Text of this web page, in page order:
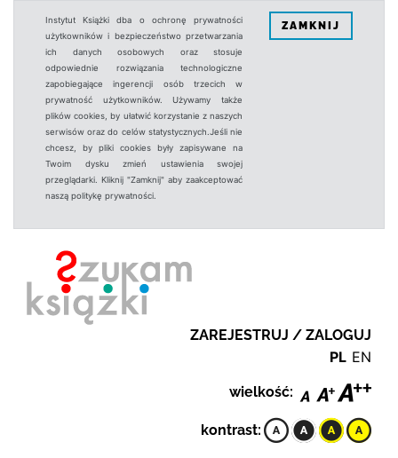
Instytut Książki dba o ochronę prywatności
użytkowników i bezpieczeństwo przetwarzania
ich danych osobowych oraz stosuje
odpowiednie rozwiązania technologiczne
zapobiegające ingerencji osób trzecich w
prywatność użytkowników. Używamy także
plików cookies, by ułatwić korzystanie z naszych
serwisów oraz do celów statystycznych.Jeśli nie
chcesz, by pliki cookies były zapisywane na
Twoim dysku zmień ustawienia swojej
przeglądarki. Kliknij "Zamknij" aby zaakceptować
naszą politykę prywatności.
ZAMKNIJ
ZAREJESTRUJ / ZALOGUJ
PL EN
wielkość:
kontrast: